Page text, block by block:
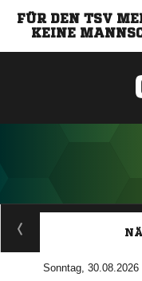
FÜR DEN TSV
KEINE
Sonntag,